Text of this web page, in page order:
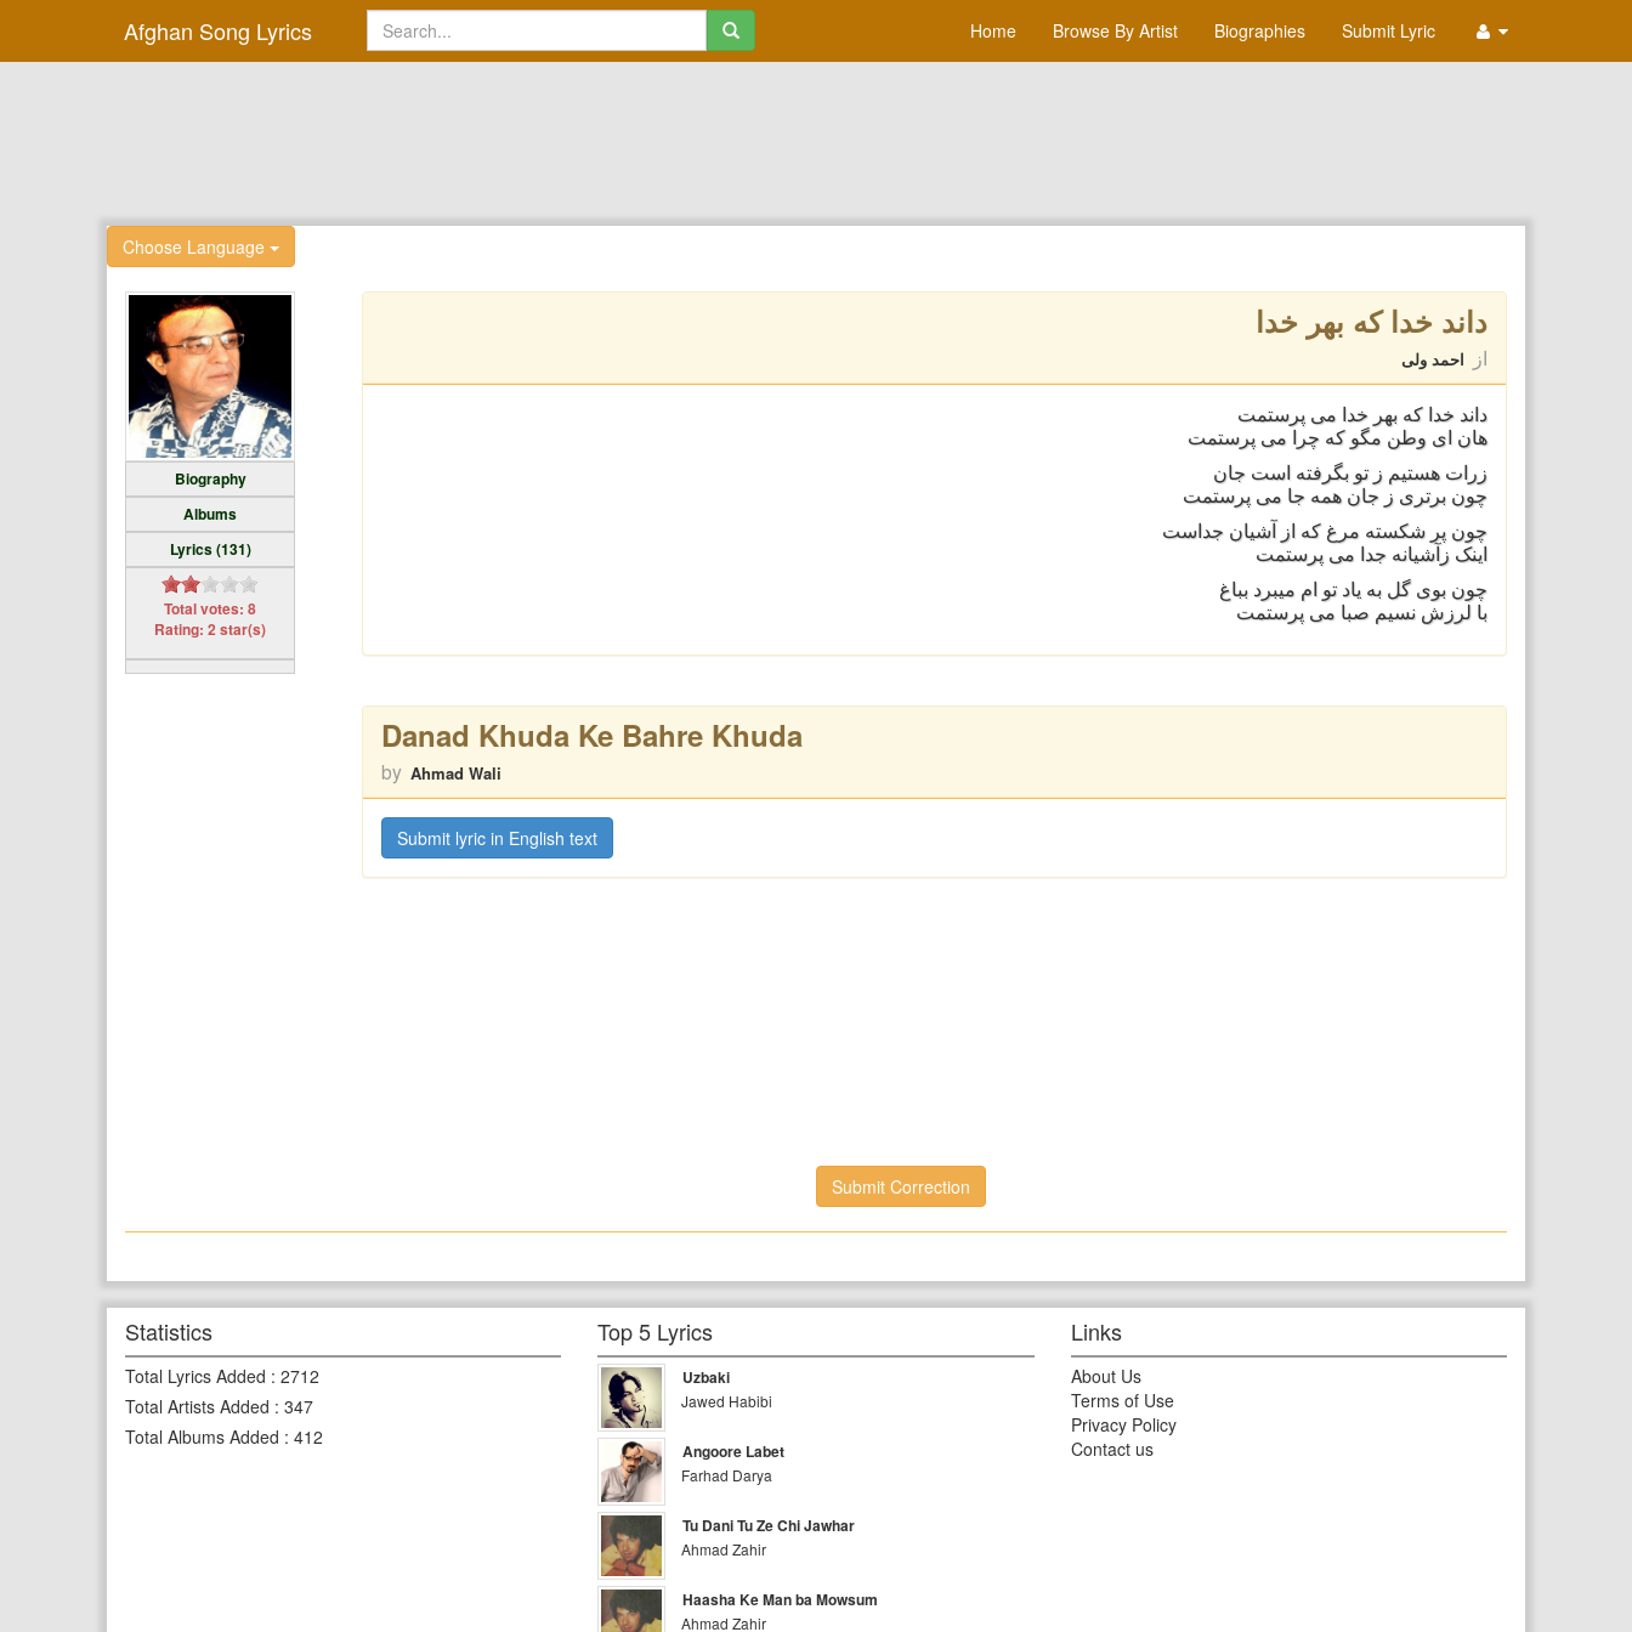
Afghan Song Lyrics Home Browse By Artist Biographies Submit Lyric
Choose Language
Biography
Albums
Lyrics (131)
Total votes: 8
Rating: 2 star(s)
داند خدا که بهر خدا
از احمد ولی
داند خدا که بهر خدا می پرستمت
هان ای وطن مگو که چرا می پرستمت
زرات هستیم ز تو بگرفته است جان
چون برتری ز جان همه جا می پرستمت
چون پر شکسته مرغ که از آشیان جداست
اینک زآشیانه جدا می پرستمت
چون بوی گل به یاد تو ام میبرد بباغ
با لرزش نسیم صبا می پرستمت
Danad Khuda Ke Bahre Khuda
by Ahmad Wali
Submit lyric in English text
Submit Correction
Statistics
Total Lyrics Added : 2712
Total Artists Added : 347
Total Albums Added : 412
Top 5 Lyrics
Uzbaki
Jawed Habibi
Angoore Labet
Farhad Darya
Tu Dani Tu Ze Chi Jawhar
Ahmad Zahir
Haasha Ke Man ba Mowsum
Ahmad Zahir
Links
About Us
Terms of Use
Privacy Policy
Contact us